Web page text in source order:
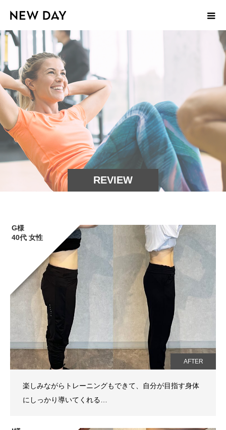
REVIEW
G様
40代 女性
AFTER
楽しみながらトレーニングもできて、自分が目指す身体
にしっかり導いてくれる…